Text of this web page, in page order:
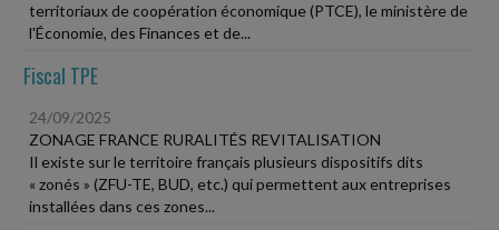
territoriaux de coopération économique (PTCE), le ministère de
l'Économie, des Finances et de...
Fiscal TPE
24/09/2025
ZONAGE FRANCE RURALITÉS REVITALISATION
Il existe sur le territoire français plusieurs dispositifs dits
« zonés » (ZFU-TE, BUD, etc.) qui permettent aux entreprises
installées dans ces zones...